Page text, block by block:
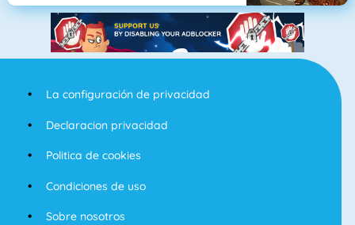
La configuración de privacidad
Declaracion privacidad
Politica de cookies
Condiciones de uso
Sobre nosotros